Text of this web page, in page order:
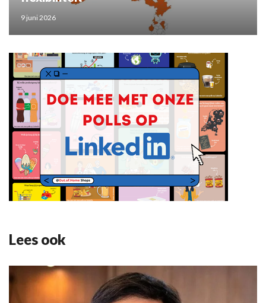
9 juni 2026
Lees ook